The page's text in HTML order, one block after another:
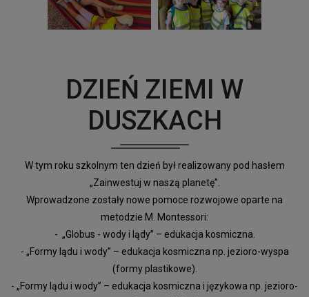
DZIEŃ ZIEMI W
DUSZKACH
W tym roku szkolnym ten dzień był realizowany pod hasłem
„Zainwestuj w naszą planetę”.
Wprowadzone zostały nowe pomoce rozwojowe oparte na
metodzie M. Montessori:
- „Globus - wody i lądy” – edukacja kosmiczna.
- „Formy lądu i wody” – edukacja kosmiczna np. jezioro-wyspa
(formy plastikowe).
- „Formy lądu i wody” – edukacja kosmiczna i językowa np. jezioro-